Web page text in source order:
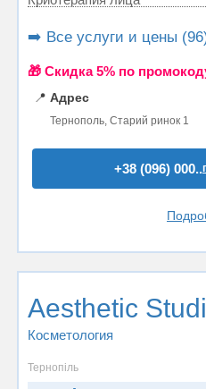
➡️ Все услуги и цены
🎁 Cкидка 5% по
📍 Адрес
Тернополь, Старий ринок 1
+38 (096) 000..
Aesthetic
Косметология
Тернопіль